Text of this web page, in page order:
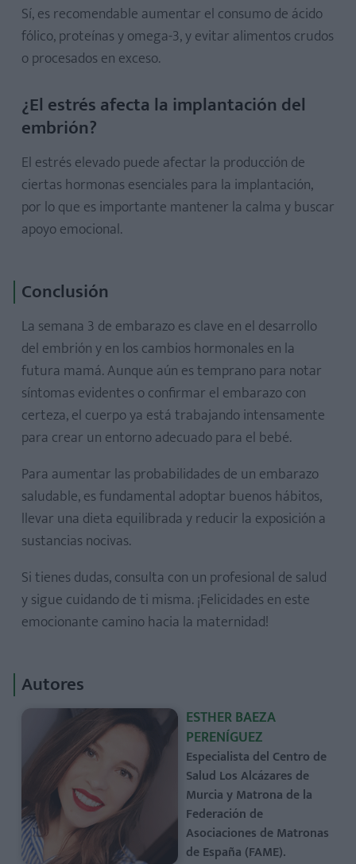
Sí, es recomendable aumentar el consumo de ácido
fólico, proteínas y omega-3, y evitar alimentos crudos
o procesados en exceso.
¿El estrés afecta la implantación del
embrión?
El estrés elevado puede afectar la producción de
ciertas hormonas esenciales para la implantación,
por lo que es importante mantener la calma y buscar
apoyo emocional.
Conclusión
La semana 3 de embarazo es clave en el desarrollo
del embrión y en los cambios hormonales en la
futura mamá. Aunque aún es temprano para notar
síntomas evidentes o confirmar el embarazo con
certeza, el cuerpo ya está trabajando intensamente
para crear un entorno adecuado para el bebé.
Para aumentar las probabilidades de un embarazo
saludable, es fundamental adoptar buenos hábitos,
llevar una dieta equilibrada y reducir la exposición a
sustancias nocivas.
Si tienes dudas, consulta con un profesional de salud
y sigue cuidando de ti misma. ¡Felicidades en este
emocionante camino hacia la maternidad!
Autores
ESTHER BAEZA
PERENÍGUEZ
Especialista del Centro de
Salud Los Alcázares de
Murcia y Matrona de la
Federación de
Asociaciones de Matronas
de España (FAME).